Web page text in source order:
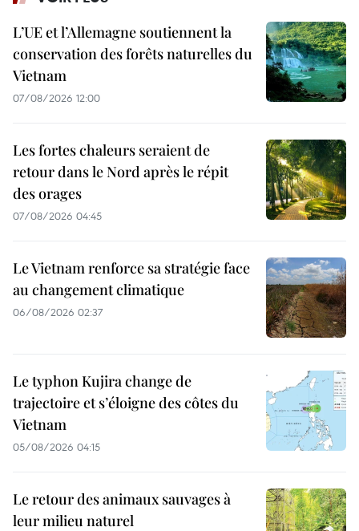
L’UE et l’Allemagne soutiennent la
conservation des forêts naturelles du
Vietnam
07/08/2026 12:00
Les fortes chaleurs seraient de
retour dans le Nord après le répit
des orages
07/08/2026 04:45
Le Vietnam renforce sa stratégie face
au changement climatique
06/08/2026 02:37
Le typhon Kujira change de
trajectoire et s’éloigne des côtes du
Vietnam
05/08/2026 04:15
Le retour des animaux sauvages à
leur milieu naturel